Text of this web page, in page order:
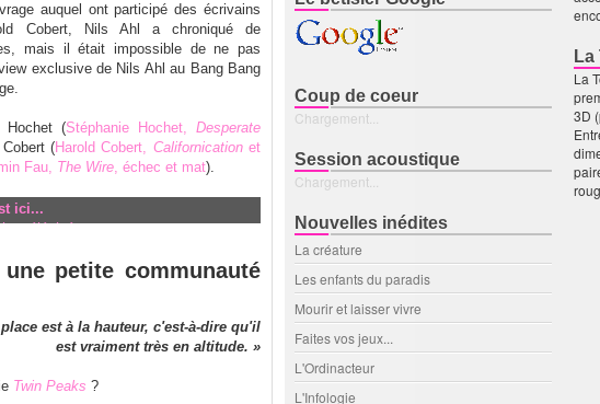
auquel ont participé des écrivains
Cobert, Nils Ahl a chroniqué de
mais il était impossible de ne pas
exclusive de Nils Ahl au Bang Bang
Hochet (Stéphanie Hochet, Desperate
(Harold Cobert, Californicationet
Fau, The Wire, échec et mat).
ici...
télévisées:
Peaks est le lieu d'un combat magique et symbolique, entre forces du bien et du mal. Les
petite communauté
est à la hauteur, c'est-à-dire qu'il
est vraiment très en altitude. »
Twin Peaks ?
Coup de coeur
Chargement...
Session acoustique
Chargement...
Nouvelles inédites
La créature
Les enfants du paradis
Mourir et laisser vivre
Faites vos jeux...
L'Ordinacteur
L'Infologie
La
La
3D